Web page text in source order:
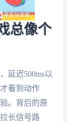
总像个
延迟500ms以
看到动作
。背后的原
长信号路